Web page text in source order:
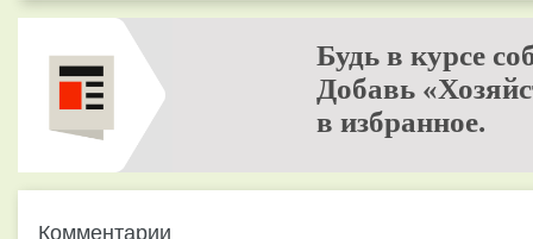
Будь в курсе
Добавь
в избранное.
Комментарии